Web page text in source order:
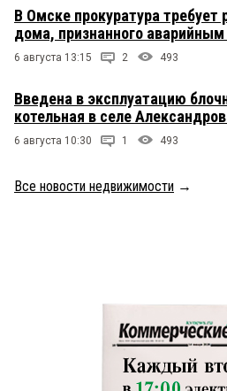
В Омске прокуратура требует
дома, признанного аварийным
6 августа 13:15 2 493
Введена в эксплуатацию
котельная в селе
6 августа 10:30 1 493
Все новости недвижимости →